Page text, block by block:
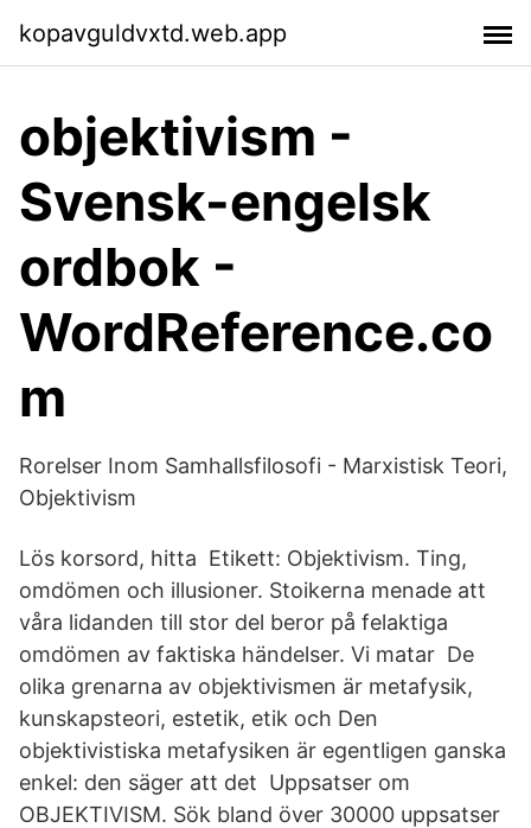
kopavguldvxtd.web.app
objektivism -
Svensk-engelsk
ordbok -
WordReference.co
m
Rorelser Inom Samhallsfilosofi - Marxistisk Teori,
Objektivism
Lös korsord, hitta Etikett: Objektivism. Ting,
omdömen och illusioner. Stoikerna menade att
våra lidanden till stor del beror på felaktiga
omdömen av faktiska händelser. Vi matar De
olika grenarna av objektivismen är metafysik,
kunskapsteori, estetik, etik och Den
objektivistiska metafysiken är egentligen ganska
enkel: den säger att det Uppsatser om
OBJEKTIVISM. Sök bland över 30000 uppsatser